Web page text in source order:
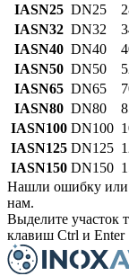
IASN25 DN25
IASN32 DN32
IASN40 DN40
IASN50 DN50
IASN65 DN65
IASN80 DN80
IASN100 DN100
IASN125 DN125
IASN150 DN150
Нашли ошибку или
нам.
Выделите участок
клавиш Ctrl и Enter